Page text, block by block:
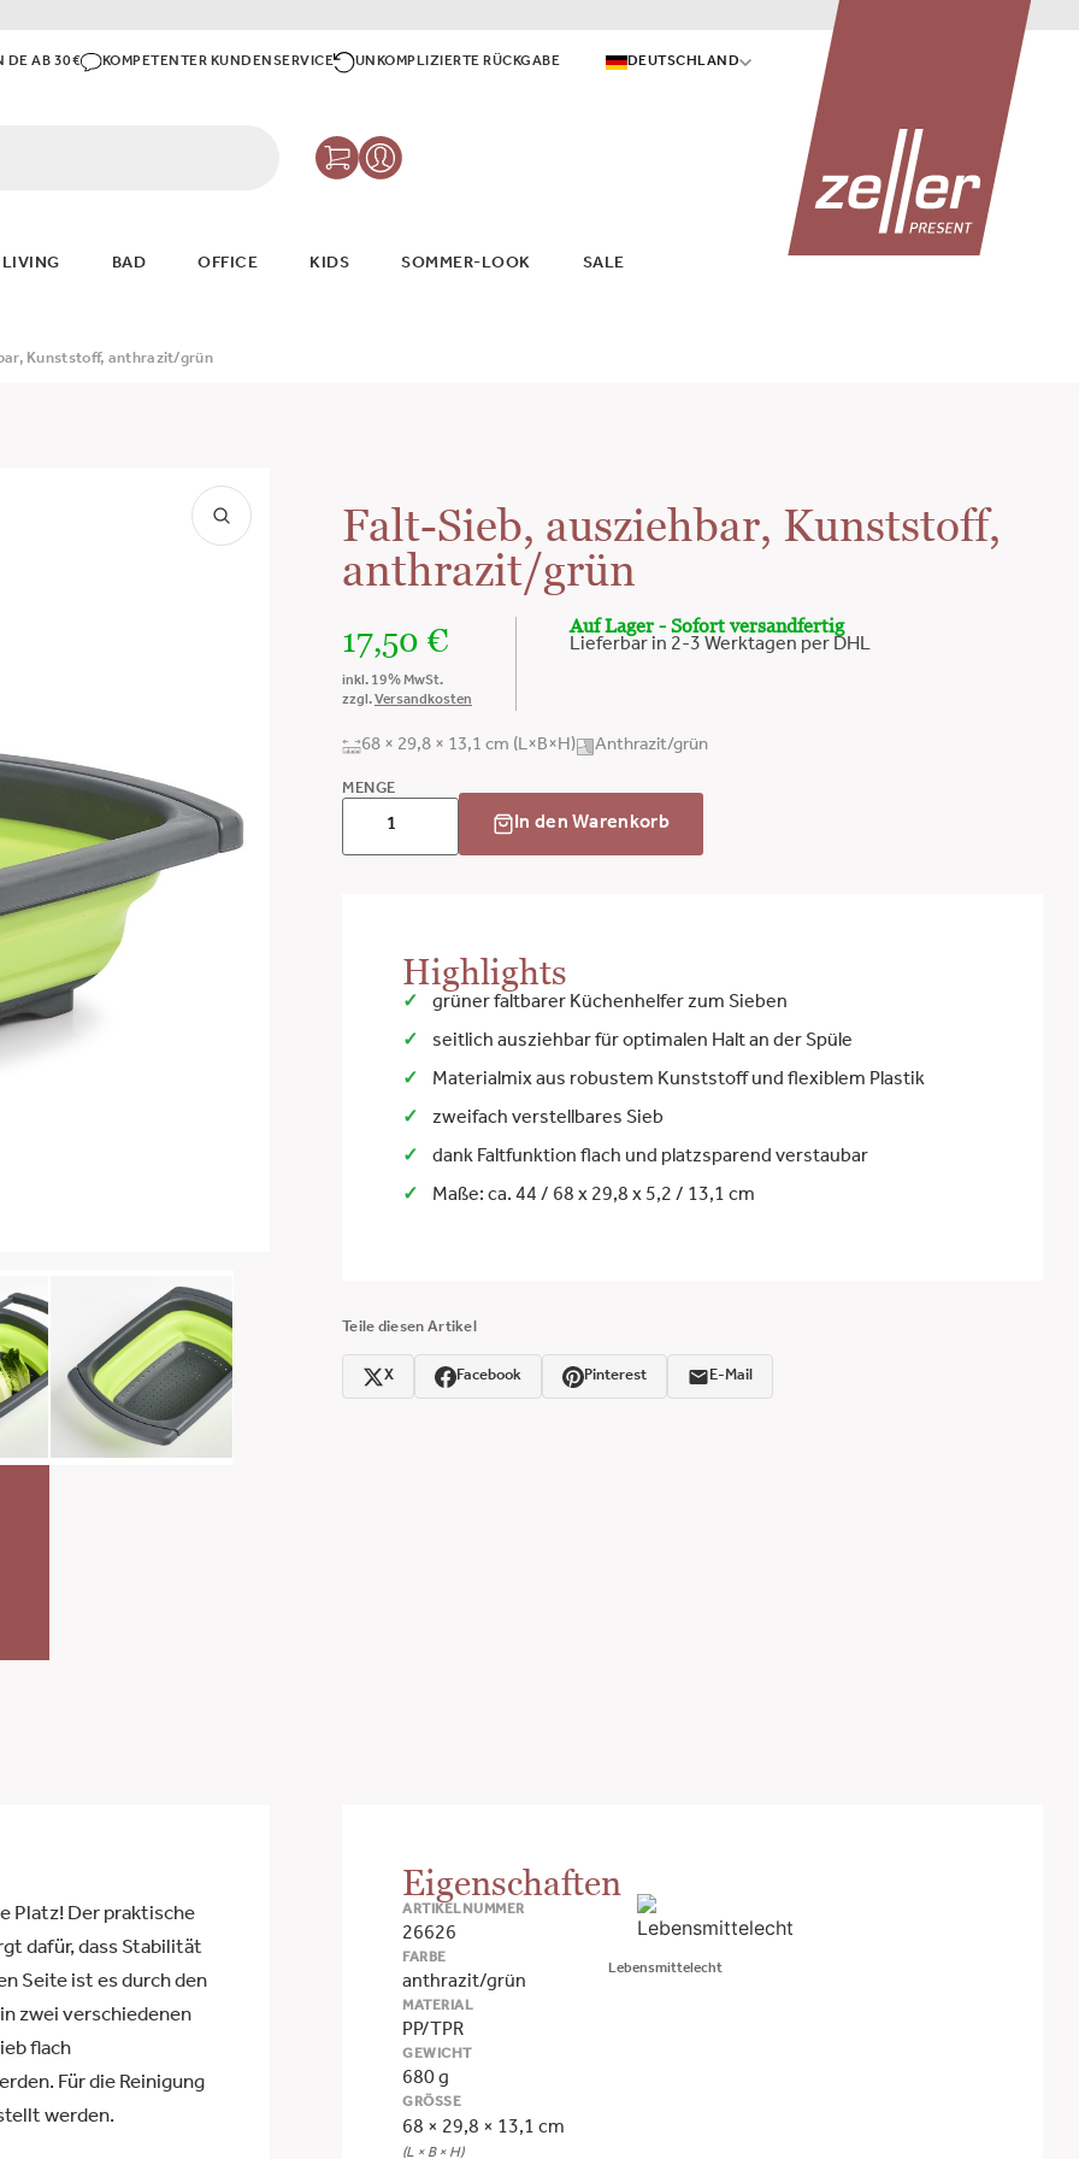
DE AB 30€ KOMPETENTER KUNDENSERVICE UNKOMPLIZIERTE RÜCKGABE DEUTSCHLAND
BAD OFFICE KIDS SOMMER-LOOK SALE
Kunststoff, anthrazit/grün
Falt-Sieb, ausziehbar, Kunststoff,
anthrazit/grün
17,50 €
inkl. 19% MwSt.
zzgl. Versandkosten
Auf Lager - Sofort versandfertig
Lieferbar in 2-3 Werktagen per DHL
68 × 29,8 × 13,1 cm (L×B×H) Anthrazit/grün
MENGE
In den Warenkorb
Highlights
grüner faltbarer Küchenhelfer zum Sieben
seitlich ausziehbar für optimalen Halt an der Spüle
Materialmix aus robustem Kunststoff und flexiblem Plastik
zweifach verstellbares Sieb
dank Faltfunktion flach und platzsparend verstaubar
Maße: ca. 44 / 68 x 29,8 x 5,2 / 13,1 cm
Teile diesen Artikel
X Facebook Pinterest E-Mail
Platz! Der praktische
dafür, dass Stabilität
Seite ist es durch den
zwei verschiedenen
flach
Für die Reinigung
werden.
Eigenschaften
ARTIKELNUMMER
26626
FARBE
anthrazit/grün
MATERIAL
PP/TPR
GEWICHT
680 g
GRÖSSE
68 × 29,8 × 13,1 cm
(L × B × H)
Lebensmittelecht